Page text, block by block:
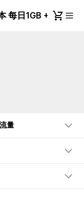
每日1GB + 低速
量